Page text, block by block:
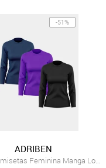
-51%
ADRIBEN
Kit 3 Camisetas Feminina Manga Longa Dry...